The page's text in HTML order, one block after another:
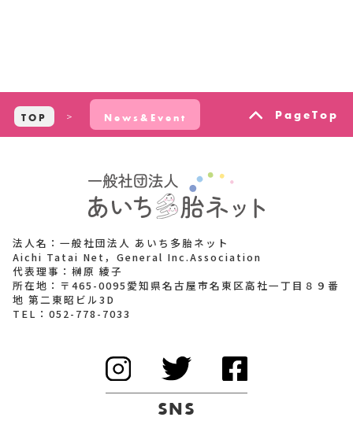
TOP News&Event PageTop
法人名：一般社団法人 あいち多胎ネット
Aichi Tatai Net，General Inc.Association
代表理事：榊原 綾子
所在地：〒465-0095愛知県名古屋市名東区高社一丁目８９番
地 第二東昭ビル3D
TEL： 052-778-7033
SNS